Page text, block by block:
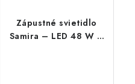
Zápustné svietidlo
Samira – LED 48 W –